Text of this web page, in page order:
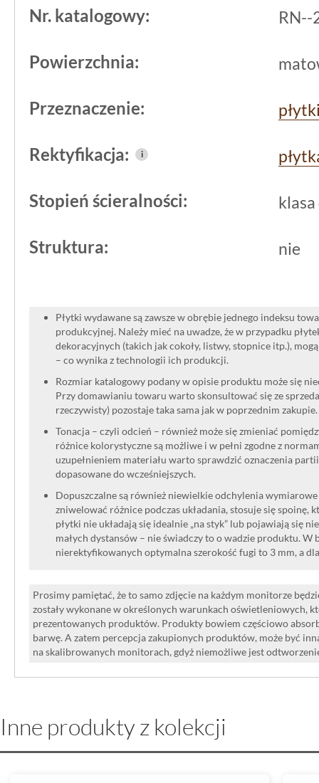
zabezpieczeń, jeśli zdecydujemy się
Nr. katalogowy: RN--
Powierzchnia:
Przeznaczenie:
Rektyfikacja: i
Stopień ścieralności: klasa
Struktura: nie
Płytki wydawane są zawsze w obrębie jednego indeksu
produkcyjnej. Należy mieć na uwadze, że w przypadku
dekoracyjnych (takich jak cokoły, listwy, stopnice itp.),
– co wynika z technologii ich produkcji.
Rozmiar katalogowy podany w opisie produktu może się
Przy domawianiu towaru warto skonsultować się ze
rzeczywisty) pozostaje taka sama jak w poprzednim zakupie.
Tonacja – czyli odcień – również może się zmieniać
różnice kolorystyczne są możliwe i w pełni zgodne z
uzupełnieniem materiału warto sprawdzić oznaczenia
dopasowane do wcześniejszych.
Dopuszczalne są również niewielkie odchylenia
zniwelować różnice podczas układania, stosuje się spoinę,
płytki nie układają się idealnie „na styk” lub pojawiają się
małych dystansów – nie świadczy to o wadzie produktu. W
nierektyfikowanych optymalna szerokość fugi to 3 mm, a
Prosimy pamiętać, że to samo zdjęcie na każdym monitorze
zostały wykonane w określonych warunkach oświetleniowych,
prezentowanych produktów. Produkty bowiem częściowo
barwę. A zatem percepcja zakupionych produktów, może być
na skalibrowanych monitorach, gdyż niemożliwe jest
Inne produkty z kolekcji